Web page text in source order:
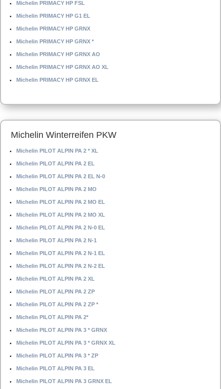
Michelin PRIMACY HP FSL
Michelin PRIMACY HP G1 EL
Michelin PRIMACY HP GRNX
Michelin PRIMACY HP GRNX *
Michelin PRIMACY HP GRNX AO
Michelin PRIMACY HP GRNX AO XL
Michelin PRIMACY HP GRNX EL
Michelin Winterreifen PKW
Michelin PILOT ALPIN PA 2 * XL
Michelin PILOT ALPIN PA 2 EL
Michelin PILOT ALPIN PA 2 EL N-0
Michelin PILOT ALPIN PA 2 MO
Michelin PILOT ALPIN PA 2 MO EL
Michelin PILOT ALPIN PA 2 MO XL
Michelin PILOT ALPIN PA 2 N-0 EL
Michelin PILOT ALPIN PA 2 N-1
Michelin PILOT ALPIN PA 2 N-1 EL
Michelin PILOT ALPIN PA 2 N-2 EL
Michelin PILOT ALPIN PA 2 XL
Michelin PILOT ALPIN PA 2 ZP
Michelin PILOT ALPIN PA 2 ZP *
Michelin PILOT ALPIN PA 2*
Michelin PILOT ALPIN PA 3 * GRNX
Michelin PILOT ALPIN PA 3 * GRNX XL
Michelin PILOT ALPIN PA 3 * ZP
Michelin PILOT ALPIN PA 3 EL
Michelin PILOT ALPIN PA 3 GRNX EL